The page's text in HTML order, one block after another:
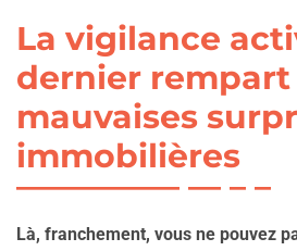
La vigilance
dernier
mauvaises
immobilières
Là, franchement, vous ne pouvez